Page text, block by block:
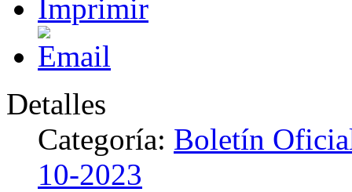
Detalles
Categoría: Boletín
10-2023